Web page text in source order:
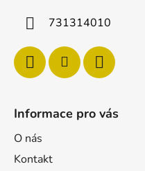
731314010
Informace pro vás
O nás
Kontakt